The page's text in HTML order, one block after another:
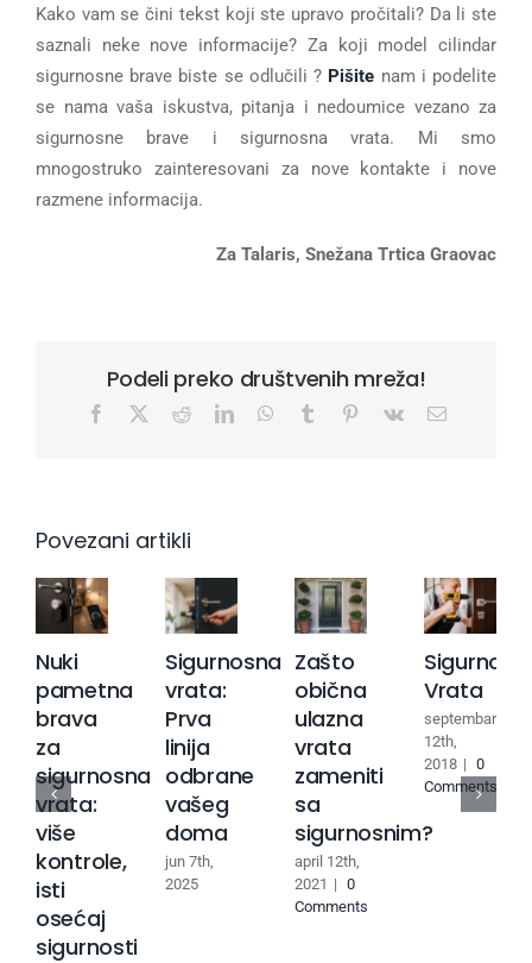
Kako vam se čini tekst koji ste upravo pročitali? Da li ste
saznali neke nove informacije? Za koji model cilindar
sigurnosne brave biste se odlučili ? Pišite nam i podelite
se nama vaša iskustva, pitanja i nedoumice vezano za
sigurnosne brave i sigurnosna vrata. Mi smo
mnogostruko zainteresovani za nove kontakte i nove
razmene informacija.
Za Talaris, Snežana Trtica Graovac
Podeli preko društvenih mreža!
Facebook RedditLinkedInWhatsApp
Tumblr Pinterest
Vk Email
Povezani artikli
Nuki
pametna
brava
za
sigurnosna
vrata:
više
kontrole,
isti
osećaj
sigurnosti
Sigurnosna
vrata:
Prva
linija
odbrane
vašeg
doma
jun 7th,
2025
Zašto
obična
ulazna
vrata
zameniti
sa
sigurnosnim?
april 12th,
2021 | 0
Comments
Vrata
septembar
12th,
2018 | 0
Comments